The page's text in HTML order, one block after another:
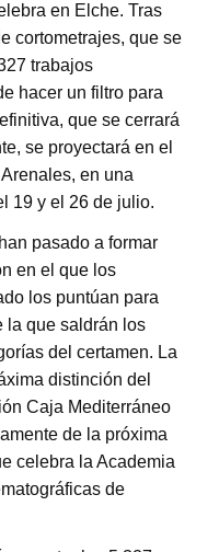
en Elche. Tras
cortometrajes, que se
trabajos
hacer un filtro para
que se cerrará
se proyectará en el
en una
19 y el 26 de julio.
pasado a formar
en el que los
los puntúan para
la que saldrán los
del certamen. La
distinción del
Caja Mediterráneo
de la próxima
celebra la Academia
de